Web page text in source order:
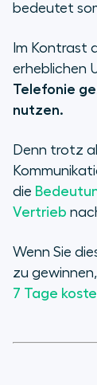
bedeutet
Im Kontrast
erheblichen
Telefonie
nutzen.
Denn trotz
die
Vertrieb
Wenn Sie
zu
7 Tage